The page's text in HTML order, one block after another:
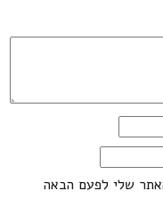
שלי לפעם הבאה